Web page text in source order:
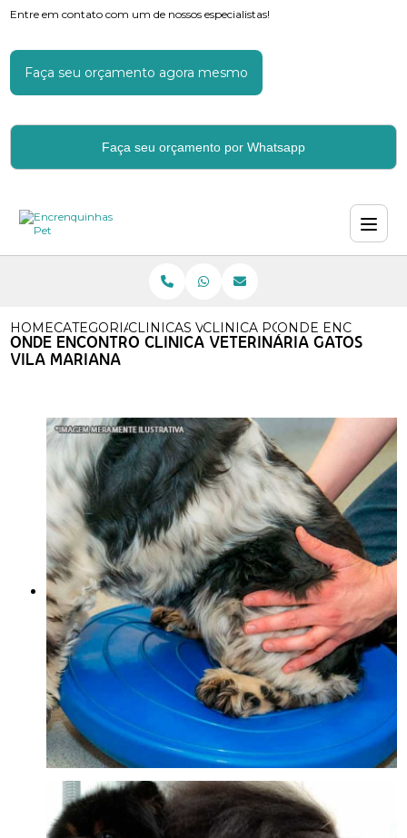
Entre em contato com um de nossos especialistas!
Faça seu orçamento agora mesmo
Faça seu orçamento por Whatsapp
HOMECATEGORIASCLINICAS VETERINARIAS
CLINICA POPULARONDE ENCONTRO
ONDE ENCONTRO CLINICA VETERINÁRIA GATOS
VILA MARIANA